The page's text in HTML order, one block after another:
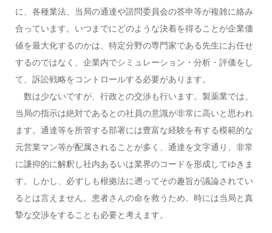
に、各種業法、当局の通達や諮問委員会の答申等が複雑に絡み
合っています。いつまでにどのような決着を得ることが企業価
値を最大化するのかは、特定分野の専門家である先生にお任せ
するのではなく、企業内でシミュレーション・分析・評価をし
て、訴訟戦略をコントロールする必要があります。
数は少ないですが、行政との交渉も行います。製薬業では、
当局の指示は絶対であるとの社員の意識が非常に高いと思われ
ます。通達等を所管する部署には豊富な経験を有する模範的な
元営業マン等が配属されることが多く、通達を文字通り、非常
に謙抑的に解釈し社内あるいは業界のコードを形成してゆきま
す。しかし、必ずしも根拠法に遡ってその趣旨が議論されてい
るとは言えません。患者さんの命を救うため、時には当局と真
摯な交渉をすることも必要と考えます。